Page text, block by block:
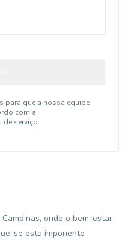
para que a nossa equipe
com a
de serviço
onde o bem-estar
se esta imponente